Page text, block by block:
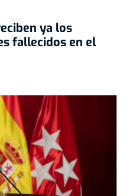
ya los
fallecidos en el